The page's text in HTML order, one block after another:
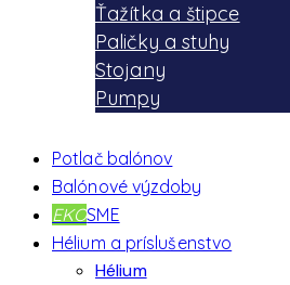
Ťažítka a štipce
Paličky a stuhy
Stojany
Pumpy
Potlač balónov
Balónové výzdoby
EKOSME
Hélium a príslušenstvo
Hélium